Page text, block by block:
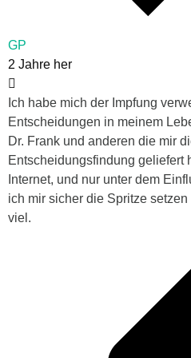
GP
2 Jahre her
Ich habe mich der Impfung
Entscheidungen in meinem
Dr. Frank und anderen die mir
Entscheidungsfindung geliefert
Internet, und nur unter dem
ich mir sicher die Spritze
viel.